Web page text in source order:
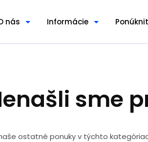
nás Informácie
sme
ostatné ponuky v týchto